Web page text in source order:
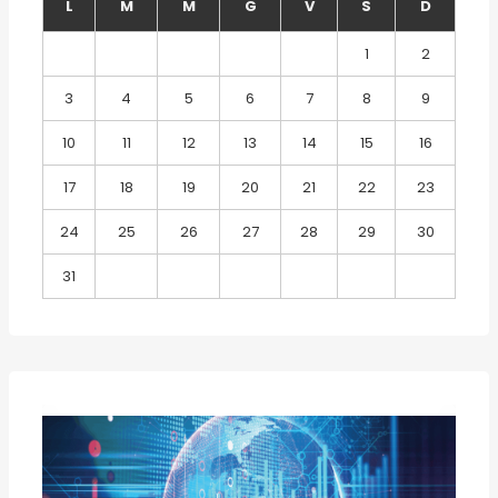
L M M G V S D
1 2
3 4 5 6 7 8 9
10 11 12 13 14 15 16
17 18 19 20 21 22 23
24 25 26 27 28 29 30
31